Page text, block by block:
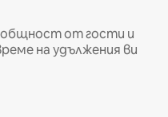
от гости и
на удължения ви